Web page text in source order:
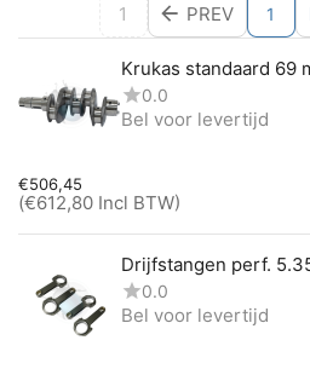
1 PREV 1
Krukas standaard 69
0.0
Bel voor levertijd
€506,45
(€612,80 Incl BTW)
Drijfstangen perf.
0.0
Bel voor levertijd